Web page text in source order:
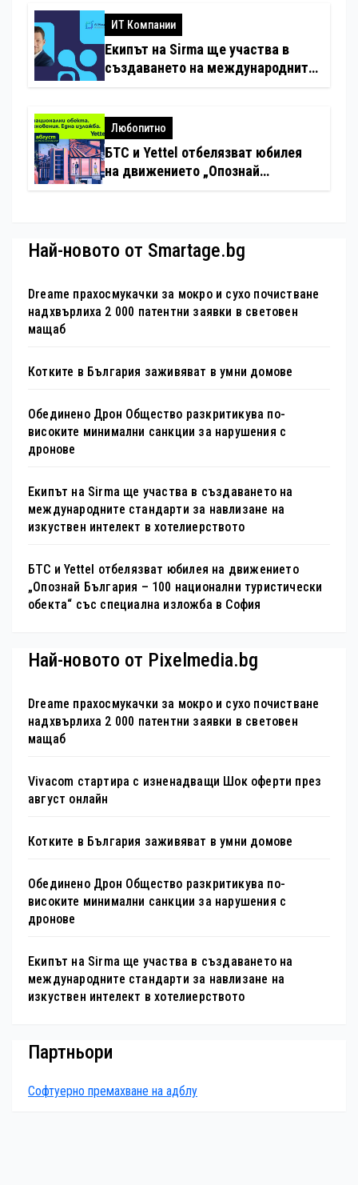
ИТ Компании
Екипът на Sirma ще участва в
създаването на международните
хотелиерството
Любопитно
БТС и Yettel отбелязват юбилея
на движението „Опознай
Най-новото от Smartage.bg
Dreame прахосмукачки за мокро и сухо почистване
надхвърлиха 2 000 патентни заявки в световен
мащаб
Котките в България заживяват в умни домове
Обединено Дрон Общество разкритикува по-
високите минимални санкции за нарушения с
дронове
Екипът на Sirma ще участва в създаването на
международните стандарти за навлизане на
изкуствен интелект в хотелиерството
БТС и Yettel отбелязват юбилея на движението
„Опознай България – 100 национални туристически
обекта“ със специална изложба в София
Най-новото от Pixelmedia.bg
Dreame прахосмукачки за мокро и сухо почистване
надхвърлиха 2 000 патентни заявки в световен
мащаб
Vivacom стартира с изненадващи Шок оферти през
август онлайн
Котките в България заживяват в умни домове
Обединено Дрон Общество разкритикува по-
високите минимални санкции за нарушения с
дронове
Екипът на Sirma ще участва в създаването на
международните стандарти за навлизане на
изкуствен интелект в хотелиерството
Партньори
Софтуерно премахване на адблу